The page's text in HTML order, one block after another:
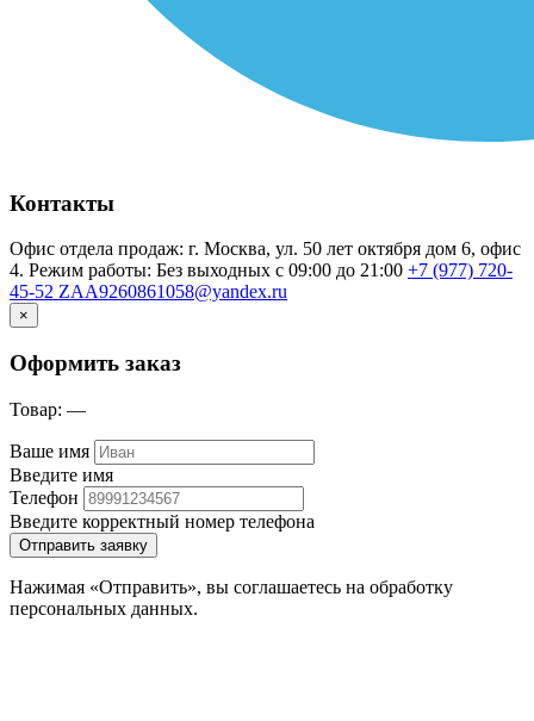
Контакты
Офис отдела продаж: г. Москва, ул. 50 лет октября дом 6, офис
4. Режим работы: Без выходных с 09:00 до 21:00 +7 (977) 720-
45-52 ZAA9260861058@yandex.ru
×
Оформить заказ
Товар: —
Ваше имя
Введите имя
Телефон
Введите корректный номер телефона
Отправить заявку
Нажимая «Отправить», вы соглашаетесь на обработку
персональных данных.